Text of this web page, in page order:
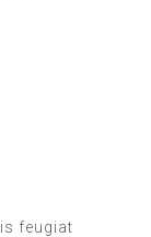
feugiat